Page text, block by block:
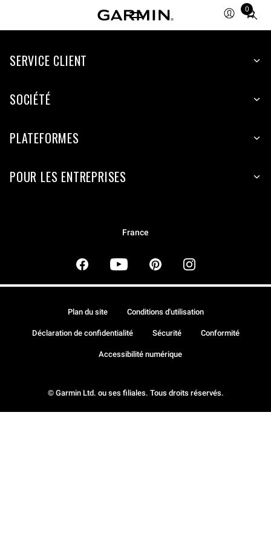
0
Total
items
cart:
SERVICE CLIENT
SOCIÉTÉ
PLATEFORMES
POUR LES ENTREPRISES
France
© Garmin Ltd. ou ses filiales. Tous droits réservés.
Plan du site Conditions d'utilisation
Déclaration de confidentialité Sécurité Conformité
Accessibilité numérique